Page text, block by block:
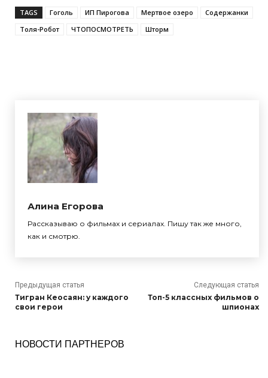
TAGS Гоголь ИП Пирогова Мертвое озеро
Содержанки
Толя-Робот
ЧТОПОСМОТРЕТЬ Шторм
Алина Егорова
Рассказываю о фильмах и сериалах. Пишу так же много,
как и смотрю.
Предыдущая статья
Тигран Кеосаян: у каждого
свои герои
Следующая статья
Топ-5 классных фильмов о
шпионах
НОВОСТИ ПАРТНЕРОВ